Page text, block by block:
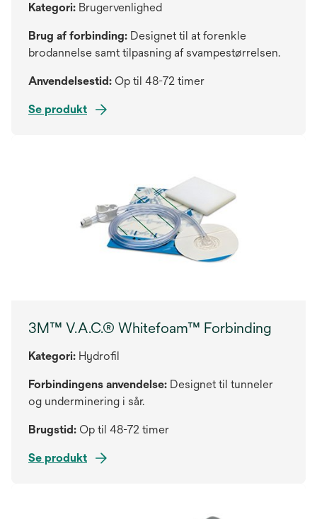
Kategori: Brugervenlighed
Brug af forbinding: Designet til at forenkle
brodannelse samt tilpasning af svampestørrelsen.
Anvendelsestid: Op til 48-72 timer
Se produkt
3M™ V.A.C.® Whitefoam™ Forbinding
Kategori: Hydrofil
Forbindingens anvendelse: Designet til tunneler
og underminering i sår.
Brugstid: Op til 48-72 timer
Se produkt